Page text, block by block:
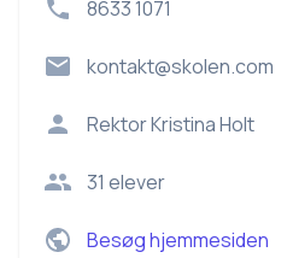
8633 1071
kontakt@skolen.com
RektorKristina Holt
31 elever
Besøg hjemmesiden